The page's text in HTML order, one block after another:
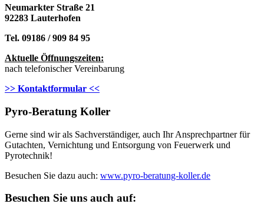
Neumarkter Straße 21
92283 Lauterhofen
Tel. 09186 / 909 84 95
Aktuelle Öffnungszeiten:
nach telefonischer Vereinbarung
>> Kontaktformular <<
Pyro-Beratung Koller
Gerne sind wir als Sachverständiger, auch Ihr Ansprechpartner für
Gutachten, Vernichtung und Entsorgung von Feuerwerk und
Pyrotechnik!
Besuchen Sie dazu auch: www.pyro-beratung-koller.de
Besuchen Sie uns auch auf: